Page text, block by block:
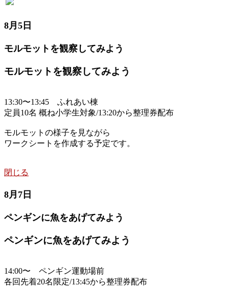
8月5日
モルモットを観察してみよう
モルモットを観察してみよう
13:30〜13:45 ふれあい棟
定員10名 概ね小学生対象/13:20から整理券配布
モルモットの様子を見ながら
ワークシートを作成する予定です。
閉じる
8月7日
ペンギンに魚をあげてみよう
ペンギンに魚をあげてみよう
14:00〜 ペンギン運動場前
各回先着20名限定/13:45から整理券配布